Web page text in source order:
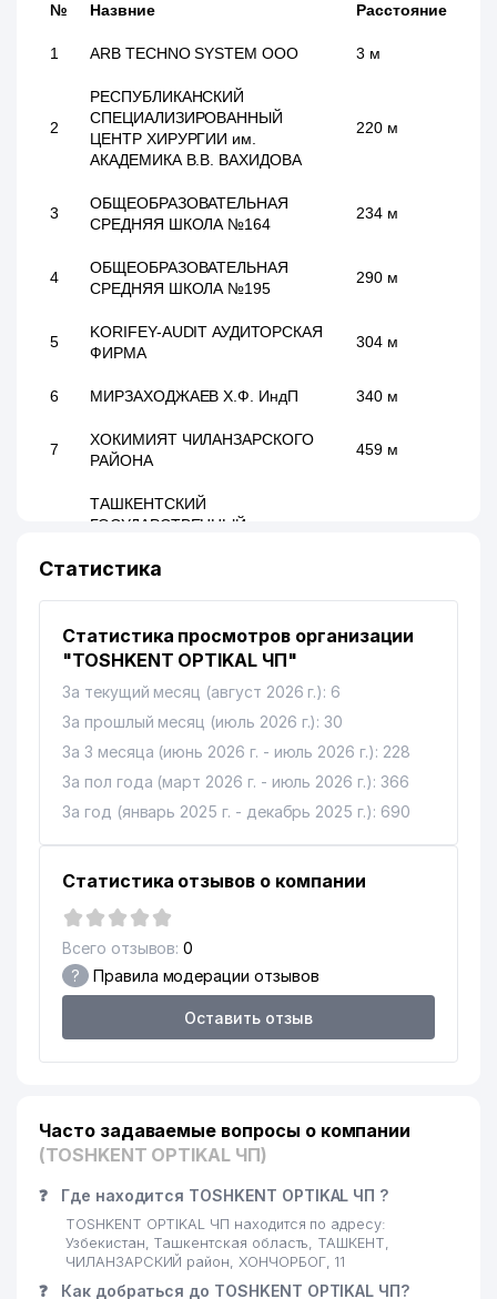
№ Назвние Расстояние
1 ARB TECHNO SYSTEM ООО 3 м
2
РЕСПУБЛИКАНСКИЙ
СПЕЦИАЛИЗИРОВАННЫЙ
ЦЕНТР ХИРУРГИИ им.
АКАДЕМИКА В.В. ВАХИДОВА
220 м
3
ОБЩЕОБРАЗОВАТЕЛЬНАЯ
СРЕДНЯЯ ШКОЛА №164
234 м
4
ОБЩЕОБРАЗОВАТЕЛЬНАЯ
СРЕДНЯЯ ШКОЛА №195
290 м
5
KORIFEY-AUDIT АУДИТОРСКАЯ
ФИРМА
304 м
6 МИРЗАХОДЖАЕВ Х.Ф. ИндП 340 м
7
ХОКИМИЯТ ЧИЛАНЗАРСКОГО
РАЙОНА
459 м
ТАШКЕНТСКИЙ
ГОСУДАРСТВЕННЫЙ
УНИВЕРСИТЕТ им. НИЗАМИ
BINKAT TRADE ООО 664 м
10
ЧИЛАНЗАРСКИЙ ФИЛИАЛ
12
DAROMAD MUNIRA FAYZ
TEXTILE ООО
811 м
13
AIRCUZ АССОЦИАЦИЯ
АВТОМОБИЛЬНЫХ
ПЕРЕВОЗЧИКОВ УЗБЕКИСТАНА
820 м
14 ASTER IT SERVICE ООО
15 ENERGOREMONT ПП 853 м
PROVENT AIRCOOL
ENGINEERING ООО
18 CHIROY-TIB ООО
19 CHERSI ООО 945 м
20
УЧТЕПИНСКИЙ
ПРОФЕССИОНАЛЬНЫЙ
КОЛЛЕДЖ НАЦИОНАЛЬНЫХ
Статистика
Статистика просмотров организации
"TOSHKENT OPTIKAL ЧП"
За текущий месяц (август 2026 г.): 6
За прошлый месяц (июль 2026 г.): 30
За 3 месяца (июнь 2026 г. - июль 2026 г.): 228
За пол года (март 2026 г. - июль 2026 г.): 366
За год (январь 2025 г. - декабрь 2025 г.): 690
Статистика отзывов о компании
Всего отзывов: 0
? Правила модерации отзывов
Оставить отзыв
Часто задаваемые вопросы о компании
(TOSHKENT OPTIKAL ЧП)
❓ Где находится TOSHKENT OPTIKAL ЧП ?
TOSHKENT OPTIKAL ЧП находится по адресу:
Узбекистан, Ташкентская область, ТАШКЕНТ,
ЧИЛАНЗАРСКИЙ район, ХОНЧОРБОГ, 11
❓ Как добраться до TOSHKENT OPTIKAL ЧП?